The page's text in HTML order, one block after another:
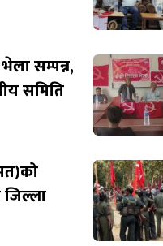
सम्पन्न,
समिति